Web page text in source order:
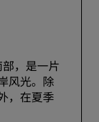
，是一片
风光。除
，在夏季